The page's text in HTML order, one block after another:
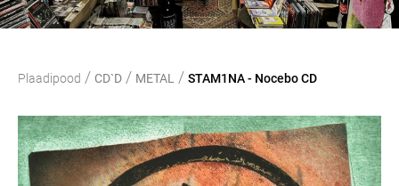
Plaadipood / CD`D / METAL / STAM1NA - Nocebo CD